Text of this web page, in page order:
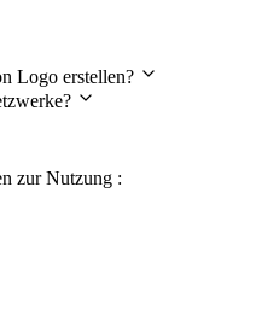
Logo erstellen?
zur Nutzung :